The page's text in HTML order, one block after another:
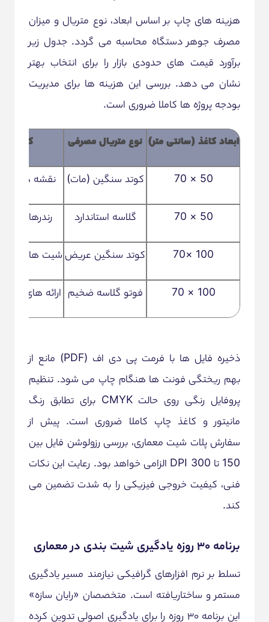
هزینه های چاپ بر اساس ابعاد، نوع متریال و میزان
مصرف جوهر دستگاه محاسبه می گردد. جدول زیر
برآورد قیمت های حدودی بازار را برای انتخاب بهتر
نشان می دهد. بررسی این هزینه ها برای مدیریت
بودجه پروژه ها کاملا ضروری است.
ابعاد کاغذ (سانتی متر) نوع متریال مصرفی کاربرد
50 × 70 کوتد سنگین (مات) نقشه های
50 × 70 گلاسه استاندارد رندرهای سه
100 ×70 کوتد سنگین عریض شیت های جامع
100 × 70 فوتو گلاسه ضخیم ارائه های
ذخیره فایل ها با فرمت پی دی اف (PDF) مانع از
بهم ریختگی فونت ها هنگام چاپ می شود. تنظیم
پروفایل رنگی روی حالت CMYK برای تطابق رنگ
مانیتور و کاغذ چاپ کاملا ضروری است. پیش از
سفارش پلات شیت معماری، بررسی رزولوشن فایل بین
150 تا 300 DPI الزامی خواهد بود. رعایت این نکات
فنی، کیفیت خروجی فیزیکی را به شدت تضمین می
کند.
برنامه ۳۰ روزه یادگیری شیت بندی در معماری
تسلط بر نرم افزارهای گرافیکی نیازمند مسیر یادگیری
مستمر و ساختاریافته است. متخصصان «رایان سازه»
این برنامه ۳۰ روزه را برای یادگیری اصولی تدوین کرده